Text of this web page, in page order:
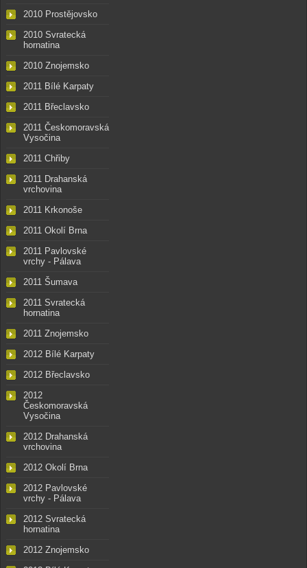
2010 Prostějovsko
2010 Svratecká
hornatina
2010 Znojemsko
2011 Bílé Karpaty
2011 Břeclavsko
2011 Českomoravská
Vysočina
2011 Chřiby
2011 Drahanská
vrchovina
2011 Krkonoše
2011 Okolí Brna
2011 Pavlovské
vrchy - Pálava
2011 Šumava
2011 Svratecká
hornatina
2011 Znojemsko
2012 Bílé Karpaty
2012 Břeclavsko
2012
Českomoravská
Vysočina
2012 Drahanská
vrchovina
2012 Okolí Brna
2012 Pavlovské
vrchy - Pálava
2012 Svratecká
hornatina
2012 Znojemsko